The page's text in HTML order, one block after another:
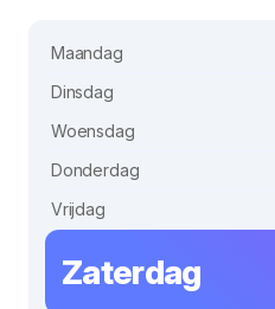
Maandag
Dinsdag
Woensdag
Donderdag
Vrijdag
Zaterdag